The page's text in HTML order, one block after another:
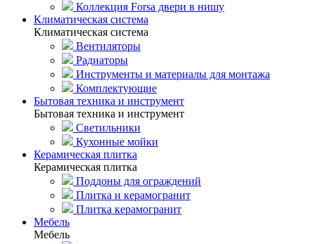
Коллекция Forsa двери в нишу
Климатическая система
Климатическая система
Вентиляторы
Радиаторы
Инструменты и материалы для монтажа
Комплектующие
Бытовая техника и инструмент
Бытовая техника и инструмент
Светильники
Кухонные мойки
Керамическая плитка
Керамическая плитка
Поддоны для ограждений
Плитка и керамогранит
Плитка керамогранит
Мебель
Мебель